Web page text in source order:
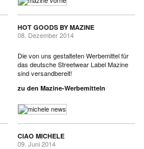
HOT GOODS BY MAZINE
08. Dezember 2014
Die von uns gestalteten Werbemittel für
das deutsche Streetwear Label Mazine
sind versandbereit!
zu den Mazine-Werbemitteln
CIAO MICHELE
09. Juni 2014